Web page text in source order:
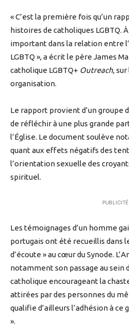
« C’est la première fois qu’un
histoires de catholiques LGBTQ.
important dans la relation entre
LGBTQ », a écrit le père James
catholique LGBTQ+ Outreach,
organisation.
Le rapport provient d’un groupe
de réfléchir à une plus grande
l’Église. Le document soulève
quant aux effets négatifs des
l’orientation sexuelle des
spirituel.
PUBLICITÉ
Les témoignages d’un homme
portugais ont été recueillis dans
d’écoute » au cœur du Synode.
notamment son passage au sein
catholique encourageant la
attirées par des personnes du
qualifie d’ailleurs l’adhésion à
».